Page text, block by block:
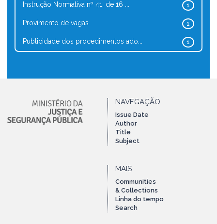
1
Instrução Normativa nº 41, de 16 ...
1
Provimento de vagas
1
Publicidade dos procedimentos ado...
NAVEGAÇÃO
Issue Date
Author
Title
Subject
MAIS
Communities
& Collections
Linha do tempo
Search